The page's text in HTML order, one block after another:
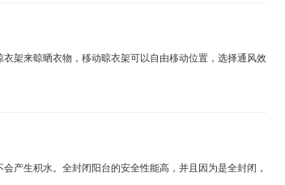
架来晾晒衣物，移动晾衣架可以自由移动位置，选择通风效
产生积水。全封闭阳台的安全性能高，并且因为是全封闭，